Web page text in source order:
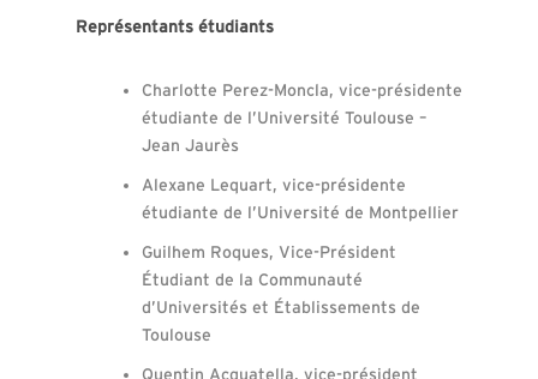
Représentants étudiants
Charlotte Perez-Moncla, vice-présidente
étudiante de l’Université Toulouse –
Jean Jaurès
Alexane Lequart, vice-présidente
étudiante de l’Université de Montpellier
Guilhem Roques, Vice-Président
Étudiant de la Communauté
d’Universités et Établissements de
Toulouse
Quentin Acquatella, vice-président